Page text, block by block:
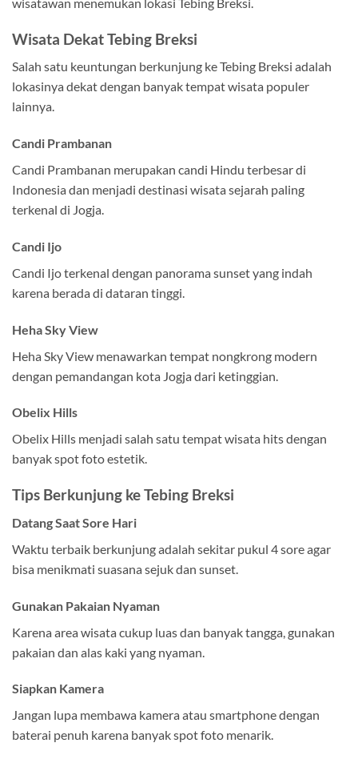
Wisata Dekat Tebing Breksi
Salah satu keuntungan berkunjung ke Tebing Breksi adalah
lokasinya dekat dengan banyak tempat wisata populer
lainnya.
Candi Prambanan
Candi Prambanan merupakan candi Hindu terbesar di
Indonesia dan menjadi destinasi wisata sejarah paling
terkenal di Jogja.
Candi Ijo
Candi Ijo terkenal dengan panorama sunset yang indah
karena berada di dataran tinggi.
Heha Sky View
Heha Sky View menawarkan tempat nongkrong modern
dengan pemandangan kota Jogja dari ketinggian.
Obelix Hills
Obelix Hills menjadi salah satu tempat wisata hits dengan
banyak spot foto estetik.
Tips Berkunjung ke Tebing Breksi
Datang Saat Sore Hari
Waktu terbaik berkunjung adalah sekitar pukul 4 sore agar
bisa menikmati suasana sejuk dan sunset.
Gunakan Pakaian Nyaman
Karena area wisata cukup luas dan banyak tangga, gunakan
pakaian dan alas kaki yang nyaman.
Siapkan Kamera
Jangan lupa membawa kamera atau smartphone dengan
baterai penuh karena banyak spot foto menarik.